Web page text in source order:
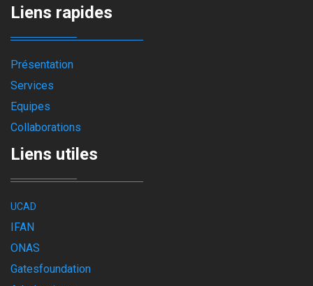
Liens rapides
Présentation
Services
Equipes
Collaborations
Liens utiles
UCAD
IFAN
ONAS
Gatesfoundation